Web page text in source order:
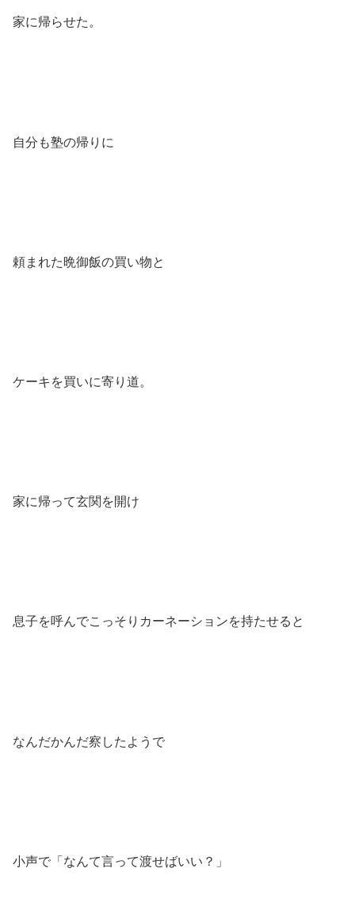
家に帰らせた。
自分も塾の帰りに
頼まれた晩御飯の買い物と
ケーキを買いに寄り道。
家に帰って玄関を開け
息子を呼んでこっそりカーネーションを持たせると
なんだかんだ察したようで
小声で「なんて言って渡せばいい？」